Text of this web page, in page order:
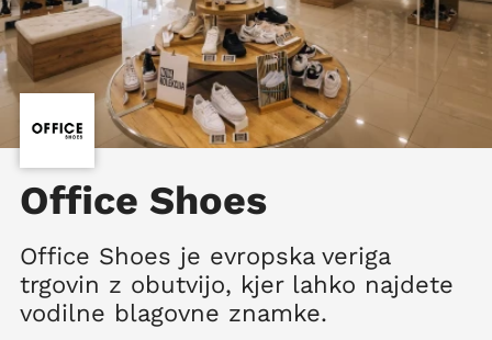
Office Shoes
Office Shoes je evropska veriga
trgovin z obutvijo, kjer lahko najdete
vodilne blagovne znamke.